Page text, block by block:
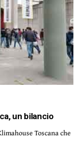
un bilancio
Toscana che